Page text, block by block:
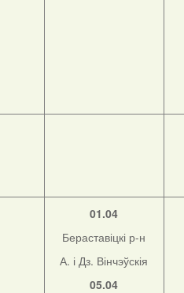
01.04
Бераставіцкі р-н
А. і Дз. Вінчэўскія
05.04